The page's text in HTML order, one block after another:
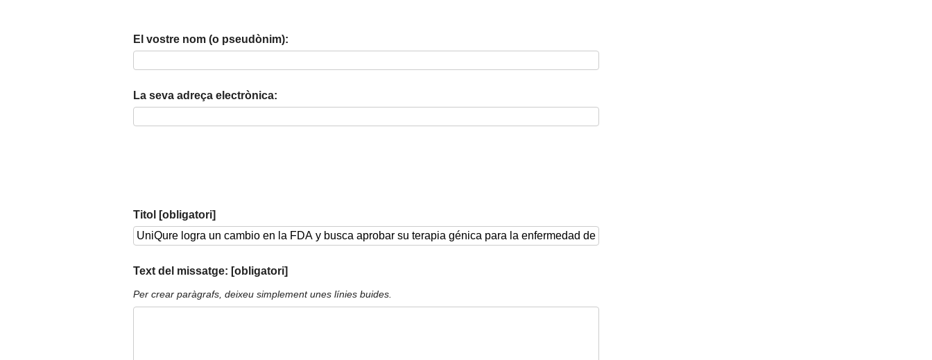
El vostre nom (o pseudònim):
La seva adreça electrònica:
Titol [obligatori]
Text del missatge: [obligatori]
Per crear paràgrafs, deixeu simplement unes línies buides.